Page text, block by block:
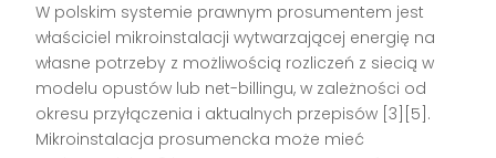
W polskim systemie prawnym prosumentem jest
właściciel mikroinstalacji wytwarzającej energię na
własne potrzeby z możliwością rozliczeń z siecią w
modelu opustów lub net-billingu, w zależności od
okresu przyłączenia i aktualnych przepisów [3][5].
Mikroinstalacja prosumencka może mieć